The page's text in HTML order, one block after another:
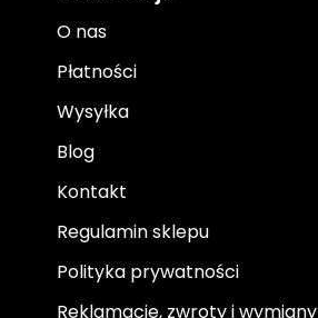
O nas
Płatności
Wysyłka
Blog
Kontakt
Regulamin sklepu
Polityka prywatności
Reklamacje, zwroty i wymiany